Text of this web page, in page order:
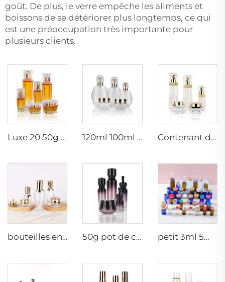
goût. De plus, le verre empêche les aliments et
boissons de se détériorer plus longtemps, ce qui
est une préoccupation très importante pour
plusieurs clients.
Luxe 20 50g 20 40 90 110 ml bouteille cosmétique en verre vide pulvérisateur hexagonal pour lotion et crème de soin avec pompe 120ml 100ml 40ml ovale transparent personnalisé vide luxe cosmétique pot de crème pour le visage ensembles de bouteilles de soins de la peau emballage Contenant de soin de luxe 120ml 100ml 40ml 50g 20g bouteille tonique vide givrée bouteille en verre clair avec pompe
bouteilles en verre cosmétiques 5g 30g 50g 40ml 100ml 120ml pot en verre avec couvercle fournisseurs de bouteilles en verre pour crème cosmétique et pots 50g pot de crème mat 15ml 30ml bouteille d'huile violette en verre avec compte-gouttes 100ml 50ml bouteille pulvérisatrice en verre givré petit 3ml 5ml 10ml flacon en verre à sérum vide bouteilles à usage médical avec bouchon en caoutchouc